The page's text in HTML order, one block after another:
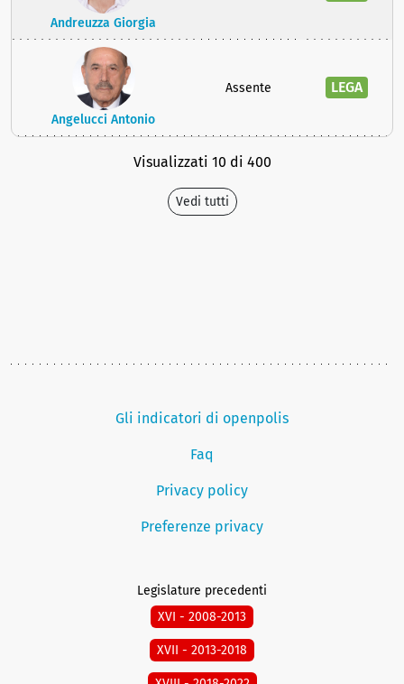
Andreuzza Giorgia
Angelucci Antonio
Assente LEGA
Visualizzati 10 di 400
Vedi tutti
Gli indicatori di openpolis
Faq
Privacy policy
Preferenze privacy
Legislature precedenti
XVI - 2008-2013
XVII - 2013-2018